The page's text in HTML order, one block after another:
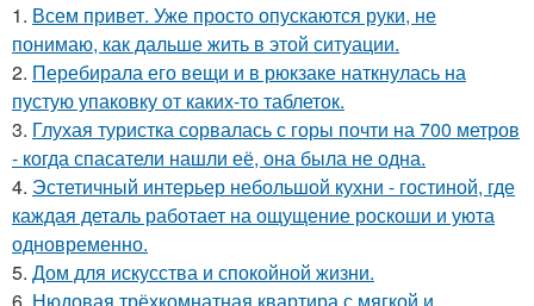
1. Всем привет. Уже просто опускаются руки, не
понимаю, как дальше жить в этой ситуации.
2. Перебирала его вещи и в рюкзаке наткнулась на
пустую упаковку от каких-то таблеток.
3. Глухая туристка сорвалась с горы почти на 700 метров
- когда спасатели нашли её, она была не одна.
4. Эстетичный интерьер небольшой кухни - гостиной, где
каждая деталь работает на ощущение роскоши и уюта
одновременно.
5. Дом для искусства и спокойной жизни.